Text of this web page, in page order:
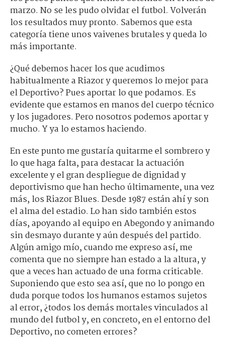
marzo. No se les pudo olvidar el futbol. Volverán
los resultados muy pronto. Sabemos que esta
categoría tiene unos vaivenes brutales y queda lo
más importante.
¿Qué debemos hacer los que acudimos
habitualmente a Riazor y queremos lo mejor para
el Deportivo? Pues aportar lo que podamos. Es
evidente que estamos en manos del cuerpo técnico
y los jugadores. Pero nosotros podemos aportar y
mucho. Y ya lo estamos haciendo.
En este punto me gustaría quitarme el sombrero y
lo que haga falta, para destacar la actuación
excelente y el gran despliegue de dignidad y
deportivismo que han hecho últimamente, una vez
más, los Riazor Blues. Desde 1987 están ahí y son
el alma del estadio. Lo han sido también estos
días, apoyando al equipo en Abegondo y animando
sin desmayo durante y aún después del partido.
Algún amigo mío, cuando me expreso así, me
comenta que no siempre han estado a la altura, y
que a veces han actuado de una forma criticable.
Suponiendo que esto sea así, que no lo pongo en
duda porque todos los humanos estamos sujetos
al error, ¿todos los demás mortales vinculados al
mundo del futbol y, en concreto, en el entorno del
Deportivo, no cometen errores?